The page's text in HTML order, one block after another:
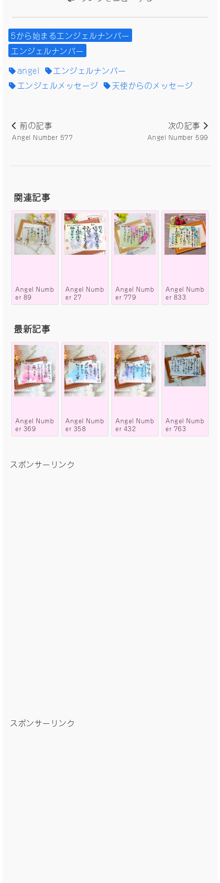
5から始まるエンジェルナンバー
エンジェルナンバー
angel
エンジェルナンバー
エンジェルメッセージ
天使からのメッセージ
前の記事
Angel Number 577
次の記事
Angel Number 599
関連記事
Angel Numb
er 89
Angel Numb
er 27
Angel Numb
er 779
Angel Numb
er 833
最新記事
Angel Numb
er 369
Angel Numb
er 358
Angel Numb
er 432
Angel Numb
er 763
スポンサーリンク
スポンサーリンク